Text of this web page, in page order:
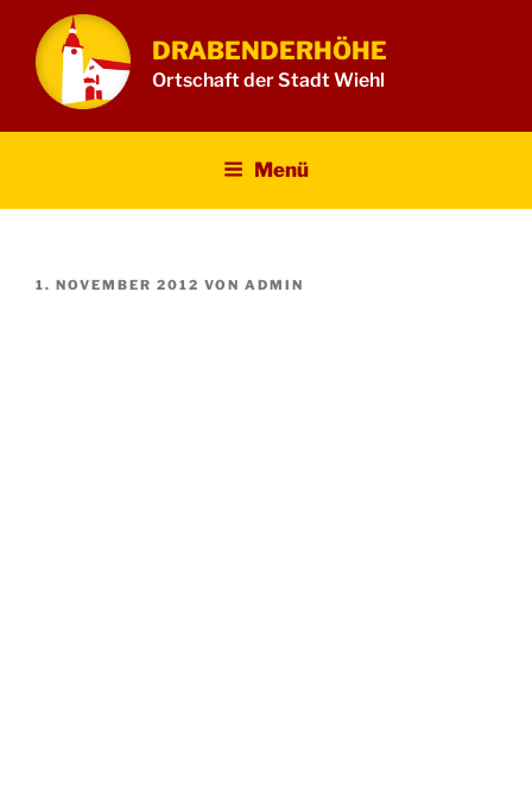
Inhalt
springen
DRABENDERHÖHE
Ortschaft der Stadt Wiehl
Menü
VERÖFFENTLICHT
1. NOVEMBER 2012 VON ADMIN